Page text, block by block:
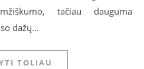
tačiau dauguma
dažų…
TOLIAU